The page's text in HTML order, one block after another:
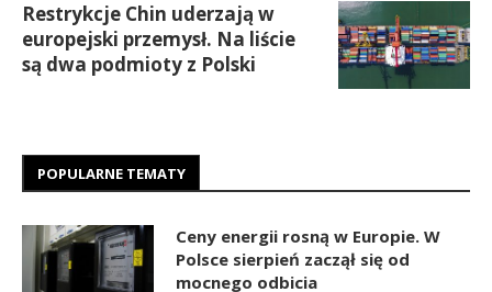
Restrykcje Chin uderzają w
europejski przemysł. Na liście
są dwa podmioty z Polski
POPULARNE TEMATY
Ceny energii rosną w Europie. W
Polsce sierpień zaczął się od
mocnego odbicia